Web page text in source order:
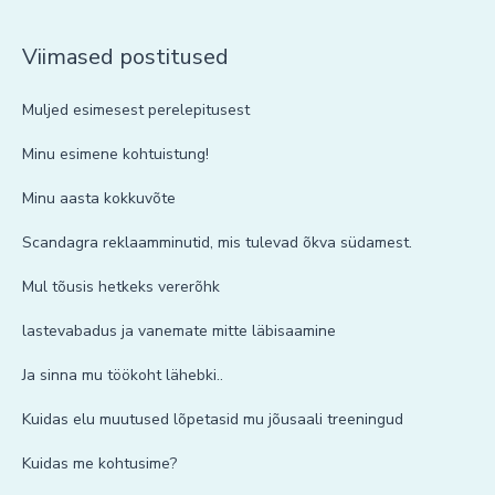
Viimased postitused
Muljed esimesest perelepitusest
Minu esimene kohtuistung!
Minu aasta kokkuvõte
Scandagra reklaamminutid, mis tulevad õkva südamest.
Mul tõusis hetkeks vererõhk
lastevabadus ja vanemate mitte läbisaamine
Ja sinna mu töökoht lähebki..
Kuidas elu muutused lõpetasid mu jõusaali treeningud
Kuidas me kohtusime?